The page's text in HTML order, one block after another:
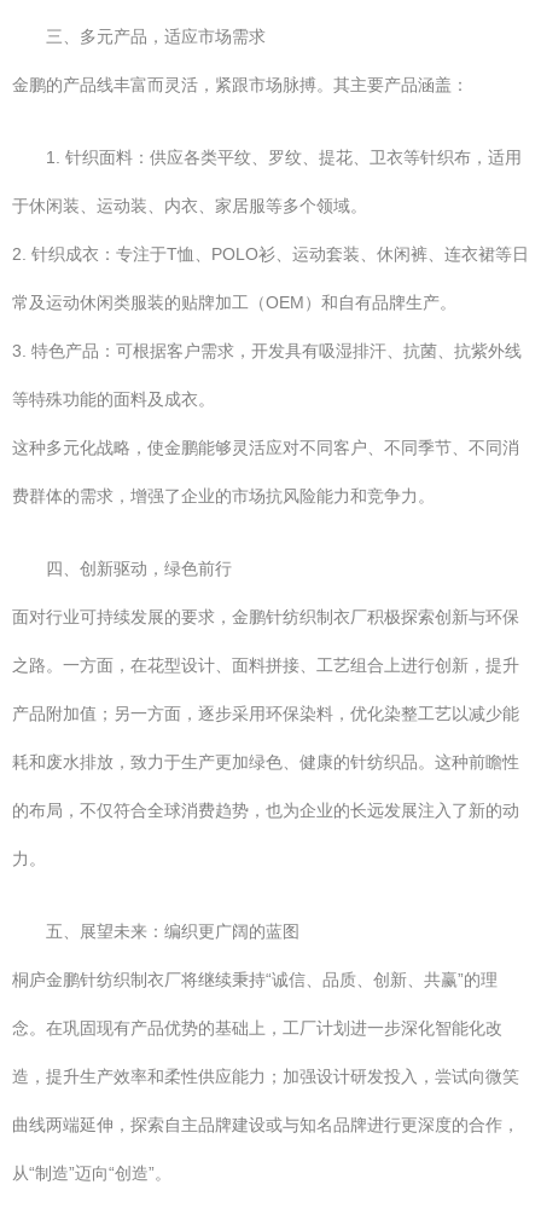
三、多元产品，适应市场需求
金鹏的产品线丰富而灵活，紧跟市场脉搏。其主要产品涵盖：
1. 针织面料：供应各类平纹、罗纹、提花、卫衣等针织布，适用
于休闲装、运动装、内衣、家居服等多个领域。
2. 针织成衣：专注于T恤、POLO衫、运动套装、休闲裤、连衣裙等日
常及运动休闲类服装的贴牌加工（OEM）和自有品牌生产。
3. 特色产品：可根据客户需求，开发具有吸湿排汗、抗菌、抗紫外线
等特殊功能的面料及成衣。
这种多元化战略，使金鹏能够灵活应对不同客户、不同季节、不同消
费群体的需求，增强了企业的市场抗风险能力和竞争力。
四、创新驱动，绿色前行
面对行业可持续发展的要求，金鹏针纺织制衣厂积极探索创新与环保
之路。一方面，在花型设计、面料拼接、工艺组合上进行创新，提升
产品附加值；另一方面，逐步采用环保染料，优化染整工艺以减少能
耗和废水排放，致力于生产更加绿色、健康的针纺织品。这种前瞻性
的布局，不仅符合全球消费趋势，也为企业的长远发展注入了新的动
力。
五、展望未来：编织更广阔的蓝图
桐庐金鹏针纺织制衣厂将继续秉持“诚信、品质、创新、共赢”的理
念。在巩固现有产品优势的基础上，工厂计划进一步深化智能化改
造，提升生产效率和柔性供应能力；加强设计研发投入，尝试向微笑
曲线两端延伸，探索自主品牌建设或与知名品牌进行更深度的合作，
从“制造”迈向“创造”。